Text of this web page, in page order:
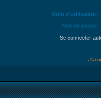
Nom d'utilisateur:
Mot de passe:
Se connecter
J'ai